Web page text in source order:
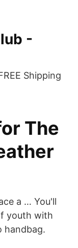
-
Shipping
The
a … You'll
youth with
handbag.